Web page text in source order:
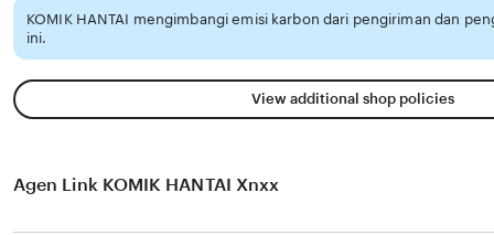
KOMIK HANTAI mengimbangi emisi karbon dari pengiriman dan
ini.
View additional shop policies
Agen Link KOMIK HANTAI Xnxx